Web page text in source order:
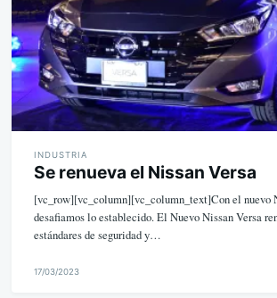
INDUSTRIA
Se renueva el Nissan Versa
[vc_row][vc_column][vc_column_text]Con el nuevo
desafiamos lo establecido. El Nuevo Nissan Versa
estándares de seguridad y…
17/03/2023